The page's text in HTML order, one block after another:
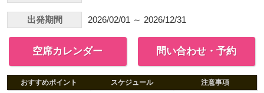
出発期間 2026/02/01 ～ 2026/12/31
空席カレンダー 問い合わせ・予約
おすすめポイント スケジュール 注意事項